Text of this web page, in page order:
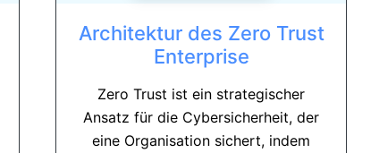
Architektur des Zero Trust
Enterprise
Zero Trust ist ein strategischer
Ansatz für die Cybersicherheit, der
eine Organisation sichert, indem